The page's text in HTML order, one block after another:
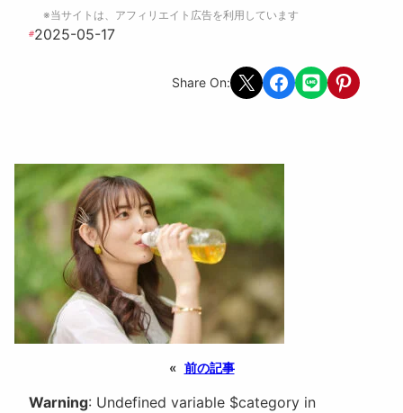
※当サイトは、アフィリエイト広告を利用しています
#2025-05-17
Share On: Share on X Share on Facebook
Share on LINEShare on
« 前の記事
Warning: Undefined variable $category in